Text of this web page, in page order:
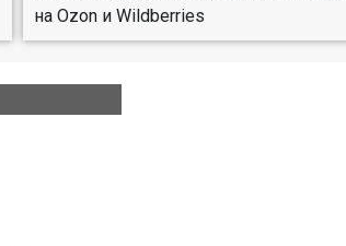
на Ozon и Wildberries